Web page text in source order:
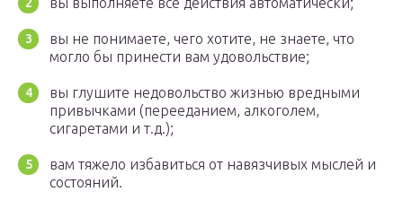
вы не понимаете, чего хотите, не знаете, что
могло бы принести вам удовольствие;
вы глушите недовольство жизнью вредными
привычками (перееданием, алкоголем,
сигаретами и т.д.);
вам тяжело избавиться от навязчивых мыслей и
состояний.